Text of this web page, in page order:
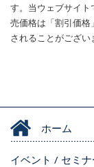
す。当ウェブサイト
売価格は「割引価
されることがござい
ホーム
イベント / セミナ